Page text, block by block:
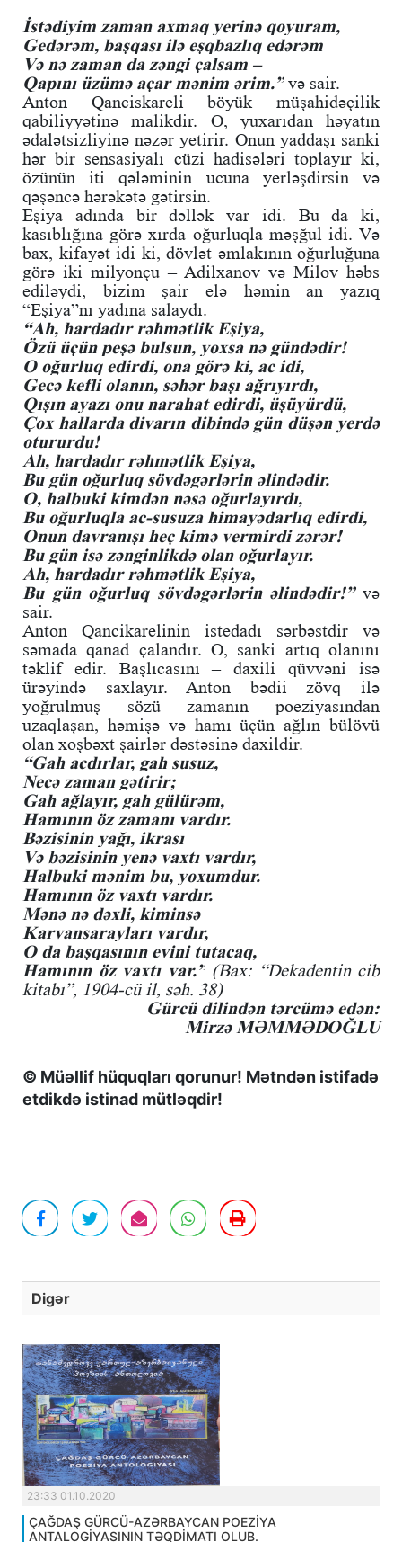
İstədiyim zaman axmaq yerinə qoyuram,
Gedərəm, başqası ilə eşqbazlıq edərəm
Və nə zaman da zəngi çalsam –
Qapını üzümə açar mənim ərim.” və sair.
Anton Qanciskareli böyük müşahidəçilik
qabiliyyətinə malikdir. O, yuxarıdan həyatın
ədalətsizliyinə nəzər yetirir. Onun yaddaşı sanki
hər bir sensasiyalı cüzi hadisələri toplayır ki,
özünün iti qələminin ucuna yerləşdirsin və
qəşəncə hərəkətə gətirsin.
Eşiya adında bir dəllək var idi. Bu da ki,
kasıblığına görə xırda oğurluqla məşğul idi. Və
bax, kifayət idi ki, dövlət əmlakının oğurluğuna
görə iki milyonçu – Adilxanov və Milov həbs
ediləydi, bizim şair elə həmin an yazıq
“Eşiya”nı yadına salaydı.
“Ah, hardadır rəhmətlik Eşiya,
Özü üçün peşə bulsun, yoxsa nə gündədir!
O oğurluq edirdi, ona görə ki, ac idi,
Gecə kefli olanın, səhər başı ağrıyırdı,
Qışın ayazı onu narahat edirdi, üşüyürdü,
Çox hallarda divarın dibində gün düşən yerdə
otururdu!
Ah, hardadır rəhmətlik Eşiya,
Bu gün oğurluq sövdəgərlərin əlindədir.
O, halbuki kimdən nəsə oğurlayırdı,
Bu oğurluqla ac-susuza himayədarlıq edirdi,
Onun davranışı heç kimə vermirdi zərər!
Bu gün isə zənginlikdə olan oğurlayır.
Ah, hardadır rəhmətlik Eşiya,
Bu gün oğurluq sövdəgərlərin əlindədir!” və
sair.
Anton Qancikarelinin istedadı sərbəstdir və
səmada qanad çalandır. O, sanki artıq olanını
təklif edir. Başlıcasını – daxili qüvvəni isə
ürəyində saxlayır. Anton bədii zövq ilə
yoğrulmuş sözü zamanın poeziyasından
uzaqlaşan, həmişə və hamı üçün ağlın bülövü
olan xoşbəxt şairlər dəstəsinə daxildir.
“Gah acdırlar, gah susuz,
Necə zaman gətirir;
Gah ağlayır, gah gülürəm,
Hamının öz zamanı vardır.
Bəzisinin yağı, ikrası
Və bəzisinin yenə vaxtı vardır,
Halbuki mənim bu, yoxumdur.
Hamının öz vaxtı vardır.
Mənə nə dəxli, kiminsə
Karvansarayları vardır,
O da başqasının evini tutacaq,
Hamının öz vaxtı var.” (Bax: “Dekadentin cib
kitabı”, 1904-cü il, səh. 38)
Gürcü dilindən tərcümə edən:
Mirzə MƏMMƏDOĞLU
© Müəllif hüquqları qorunur! Mətndən istifadə
etdikdə istinad mütləqdir!
Digər
23:33 01.10.2020
ÇAĞDAŞ GÜRCÜ-AZƏRBAYCAN POEZİYA
ANTALOGİYASININ TƏQDİMATI OLUB.